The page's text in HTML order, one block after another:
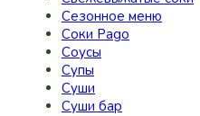
Сезонное меню
Соки Pago
Соусы
Супы
Суши
Суши бар